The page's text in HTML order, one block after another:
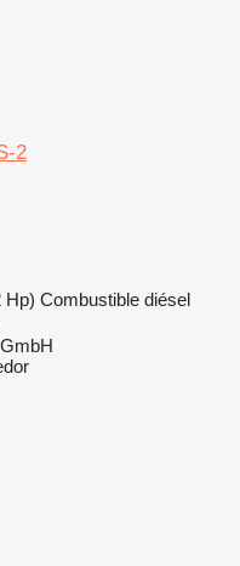
2
Hp) Combustible diésel